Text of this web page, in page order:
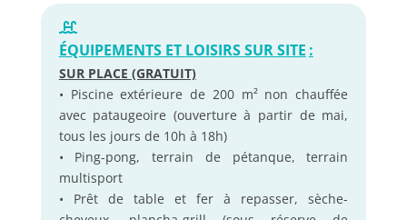
ÉQUIPEMENTS ET LOISIRS SUR SITE :
SUR PLACE (GRATUIT)
• Piscine extérieure de 200 m² non chauffée
avec pataugeoire (ouverture à partir de mai,
tous les jours de 10h à 18h)
• Ping-pong, terrain de pétanque, terrain
multisport
• Prêt de table et fer à repasser, sèche-